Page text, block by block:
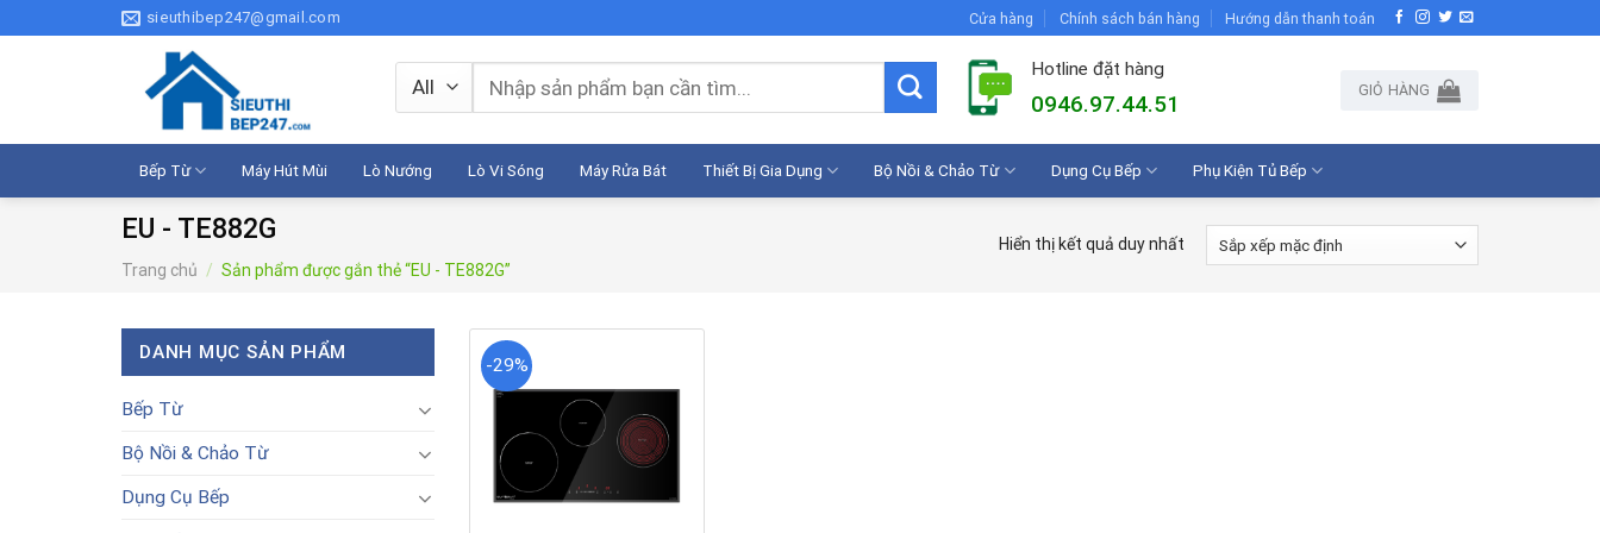
to
sieuthibep247@gmail.com Cửa hàng Chính sách bán hàng Hướng dẫn thanh toán
Tìm
kiếm:
Hotline đặt hàng
0946.97.44.51
GIỎ HÀNG
Bếp Từ Máy Hút Mùi Lò Nướng Lò Vi Sóng Máy Rửa Bát Thiết Bị Gia Dụng Bộ Nồi & Chảo Từ Dụng Cụ Bếp Phụ Kiện Tủ Bếp
EU - TE882G
Trang chủ / Sản phẩm được gắn thẻ “EU - TE882G”
Hiển thị kết quả duy nhất
DANH MỤC SẢN PHẨM
Bếp Từ
Bộ Nồi & Chảo Từ
Dụng Cụ Bếp
-29%